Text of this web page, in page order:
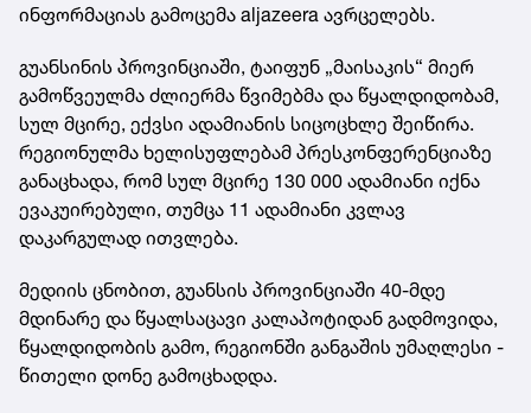
ინფორმაციას გამოცემა aljazeera ავრცელებს.
გუანსინის პროვინციაში, ტაიფუნ „მაისაკის“ მიერ
გამოწვეულმა ძლიერმა წვიმებმა და წყალდიდობამ,
სულ მცირე, ექვსი ადამიანის სიცოცხლე შეიწირა.
რეგიონულმა ხელისუფლებამ პრესკონფერენციაზე
განაცხადა, რომ სულ მცირე 130 000 ადამიანი იქნა
ევაკუირებული, თუმცა 11 ადამიანი კვლავ
დაკარგულად ითვლება.
მედიის ცნობით, გუანსის პროვინციაში 40-მდე
მდინარე და წყალსაცავი კალაპოტიდან გადმოვიდა,
წყალდიდობის გამო, რეგიონში განგაშის უმაღლესი -
წითელი დონე გამოცხადდა.